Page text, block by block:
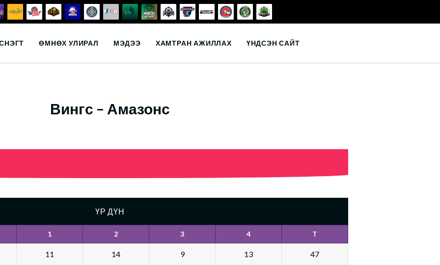
ӨМНӨХ УЛИРАЛ МЭДЭЭ ХАМТРАН АЖИЛЛАХ ҮНДСЭН САЙТ
Вингс – Амазонс
ҮР ДҮН
1 2 3 4 T
11 14 9 13 47